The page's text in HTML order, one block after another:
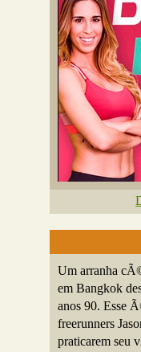
Um arranha
em Bangkok
anos 90. Esse
freerunners
praticarem seu